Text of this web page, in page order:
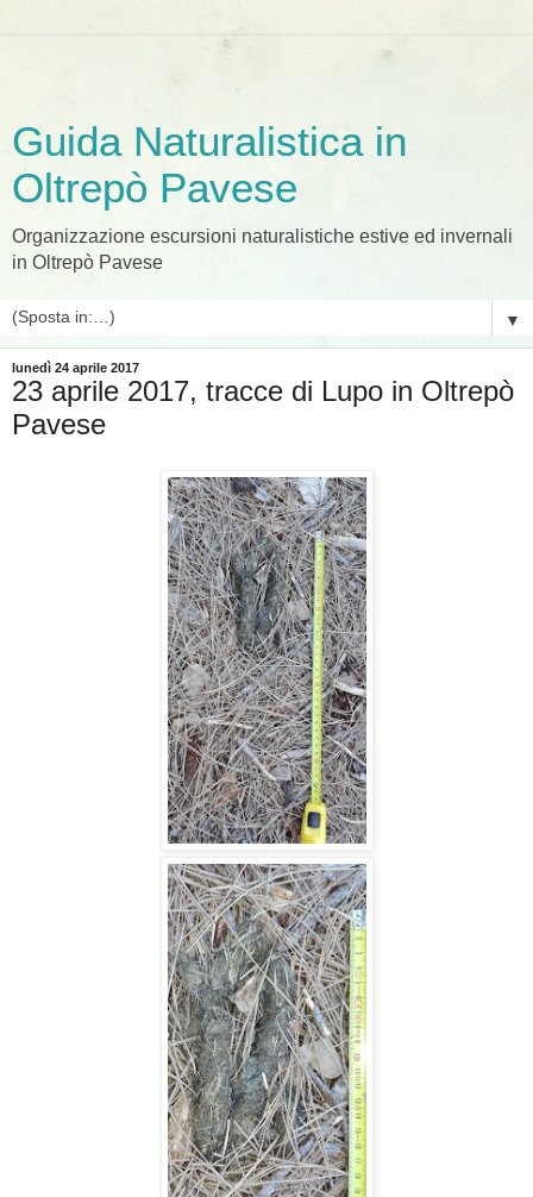
Guida Naturalistica in
Oltrepò Pavese
Organizzazione escursioni naturalistiche estive ed invernali
in Oltrepò Pavese
▼
lunedì 24 aprile 2017
23 aprile 2017, tracce di Lupo in Oltrepò
Pavese